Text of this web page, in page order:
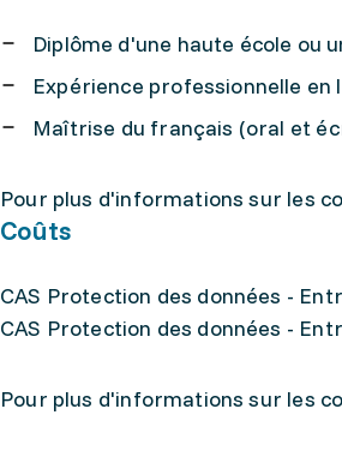
Diplôme d'une haute école ou
Expérience professionnelle en
Maîtrise du français (oral et
Pour plus d'informations sur les
Coûts
CAS Protection des données -
CAS Protection des données -
Pour plus d'informations sur les